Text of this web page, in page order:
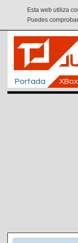
Esta web utiliza
Puedes
Portada XBox